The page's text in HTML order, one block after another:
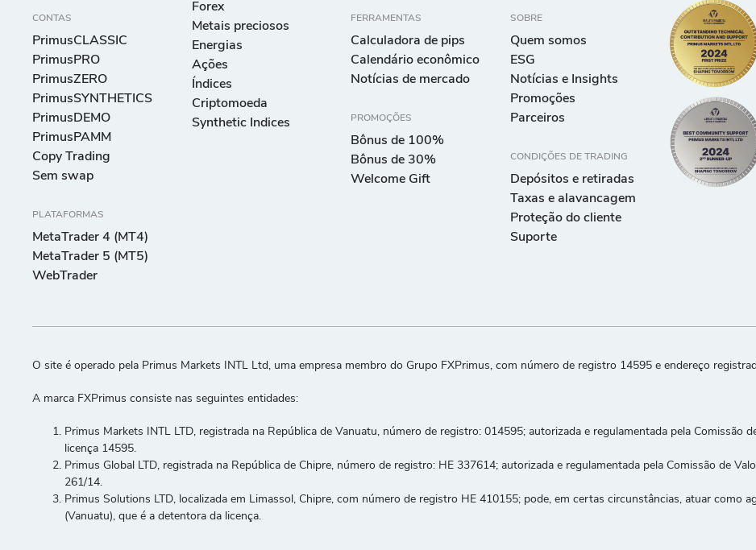
CONTAS
PrimusCLASSIC
PrimusPRO
PrimusZERO
PrimusSYNTHETICS
PrimusDEMO
PrimusPAMM
Copy Trading
Sem swap
PLATAFORMAS
MetaTrader 4 (MT4)
MetaTrader 5 (MT5)
WebTrader
Forex
Metais preciosos
Energias
Ações
Índices
Criptomoeda
Synthetic Indices
FERRAMENTAS
Calculadora de pips
Calendário econômico
Notícias de mercado
PROMOÇÕES
Bônus de 100%
Bônus de 30%
Welcome Gift
SOBRE
Quem somos
ESG
Notícias e Insights
Promoções
Parceiros
CONDIÇÕES DE TRADING
Depósitos e retiradas
Taxas e alavancagem
Proteção do cliente
Suporte
O site é operado pela Primus Markets INTL Ltd, uma empresa membro do Grupo FXPrimus, com número de registro 14595 e endereço
A marca FXPrimus consiste nas seguintes entidades:
Primus Markets INTL LTD, registrada na República de Vanuatu, número de registro: 014595; autorizada e regulamentada pela Comissão
licença 14595.
Primus Global LTD, registrada na República de Chipre, número de registro: HE 337614; autorizada e regulamentada pela Comissão de
261/14.
Primus Solutions LTD, localizada em Limassol, Chipre, com número de registro HE 410155; pode, em certas circunstâncias, atuar como
(Vanuatu), que é a detentora da licença.